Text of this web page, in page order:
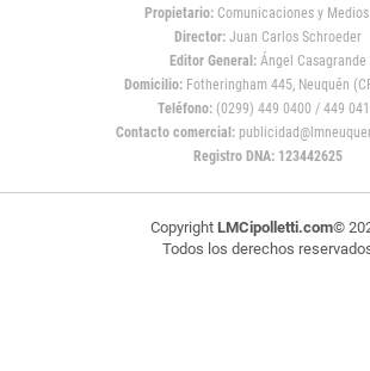
Propietario:Comunicaciones y Medios
Director: Juan Carlos Schroeder
Editor General:Ángel Casagrande
Domicilio:Fotheringham 445, Neuquén
Teléfono: (0299) 449 0400 / 449
Contacto comercial:
Registro DNA: 123442625
Copyright LMCipolletti.com©
Todos los derechos